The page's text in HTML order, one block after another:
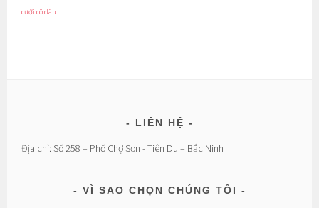
cưới cô dâu
LIÊN HỆ
Địa chỉ: Số 258 – Phố Chợ Sơn - Tiên Du – Bắc Ninh
VÌ SAO CHỌN CHÚNG TÔI